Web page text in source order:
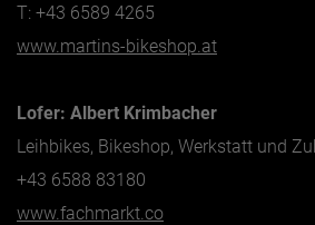
T: +43 6589 4265
www.martins-bikeshop.at
Lofer: Albert Krimbacher
Leihbikes, Bikeshop, Werkstatt und
+43 6588 83180
www.fachmarkt.co